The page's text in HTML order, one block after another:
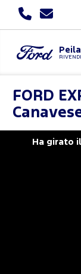
Peila
FORD
Ha girato